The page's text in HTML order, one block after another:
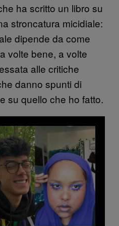
ha scritto un libro su
stroncatura micidiale:
dipende da come
volte bene, a volte
alle critiche
danno spunti di
su quello che ho fatto.